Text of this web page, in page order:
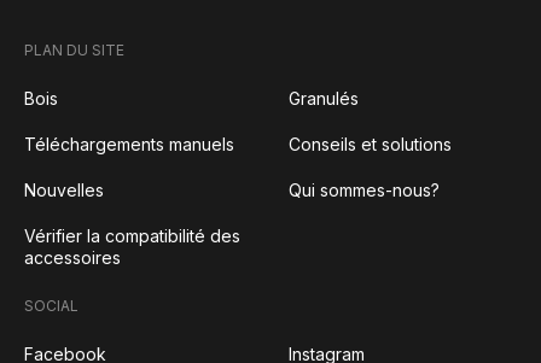
PLAN DU SITE
Bois Granulés
Téléchargements manuels Conseils et solutions
Nouvelles Qui sommes-nous?
Vérifier la compatibilité des
accessoires
SOCIAL
Facebook Instagram